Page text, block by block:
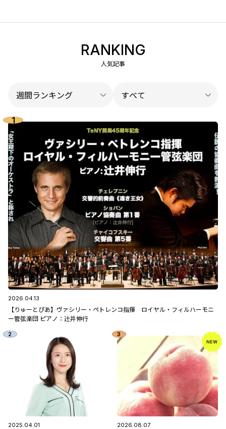
RANKING
人気記事
2026.04.13
【りゅーとぴあ】ヴァシリー・ペトレンコ指揮 ロイヤル・フィルハーモニ
ー管弦楽団 ピアノ：辻󠄀井伸行
2025.04.01 2026.08.07